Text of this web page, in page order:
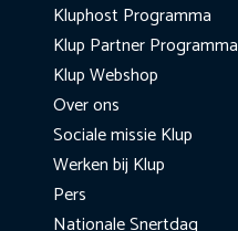
Kluphost Programma
Klup Partner Programma
Klup Webshop
Over ons
Sociale missie Klup
Werken bij Klup
Pers